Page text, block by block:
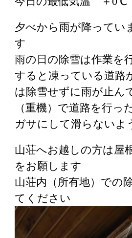
夕べから雨が降ってい
す
雨の日の除雪は作業を
すると凍っている道路
は除雪せずに雨が止ん
（重機）で道路を行
ガサにして滑らないよ
山荘へお越しの方は屋
をお願します
山荘内（所有地）での
てください